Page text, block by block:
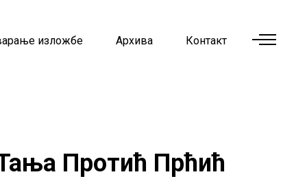
изложбе Архива Контакт
Протић Прћић